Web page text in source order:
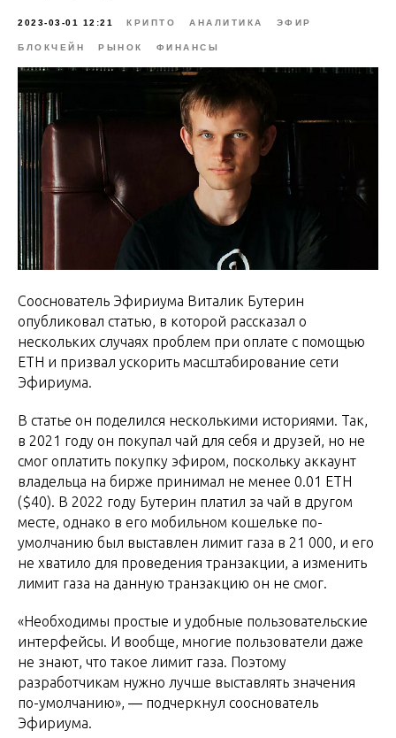
2023-03-01 12:21 КРИПТО АНАЛИТИКА ЭФИР
БЛОКЧЕЙН РЫНОК ФИНАНСЫ
Сооснователь Эфириума Виталик Бутерин
опубликовал статью, в которой рассказал о
нескольких случаях проблем при оплате с помощью
ETH и призвал ускорить масштабирование сети
Эфириума.
В статье он поделился несколькими историями. Так,
в 2021 году он покупал чай для себя и друзей, но не
смог оплатить покупку эфиром, поскольку аккаунт
владельца на бирже принимал не менее 0.01 ETH
($40). В 2022 году Бутерин платил за чай в другом
месте, однако в его мобильном кошельке по-
умолчанию был выставлен лимит газа в 21 000, и его
не хватило для проведения транзакции, а изменить
лимит газа на данную транзакцию он не смог.
«Необходимы простые и удобные пользовательские
интерфейсы. И вообще, многие пользователи даже
не знают, что такое лимит газа. Поэтому
разработчикам нужно лучше выставлять значения
по-умолчанию», ― подчеркнул сооснователь
Эфириума.